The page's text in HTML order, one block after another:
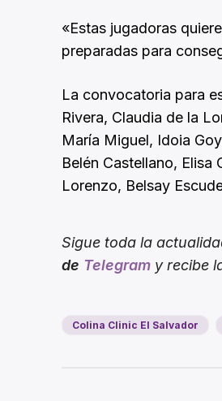
«Estas jugadoras
preparadas para
La convocatoria para
Rivera, Claudia de la
María Miguel, Idoia
Belén Castellano, Elisa
Lorenzo, Belsay
Sigue toda la
de Telegram y recibe
Colina Clinic El Salvador